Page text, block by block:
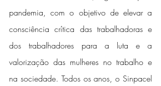
pandemia, com o objetivo de elevar a
consciência crítica das trabalhadoras e
dos trabalhadores para a luta e a
valorização das mulheres no trabalho e
na sociedade. Todos os anos, o Sinpacel